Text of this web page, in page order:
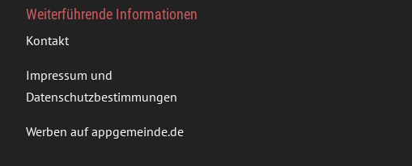
Weiterführende Informationen
Kontakt
Impressum und
Datenschutzbestimmungen
Werben auf appgemeinde.de